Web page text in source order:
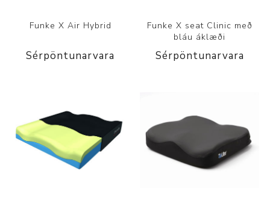
Funke X Air Hybrid
Sérpöntunarvara
Funke X seat Clinic með
bláu áklæði
Sérpöntunarvara